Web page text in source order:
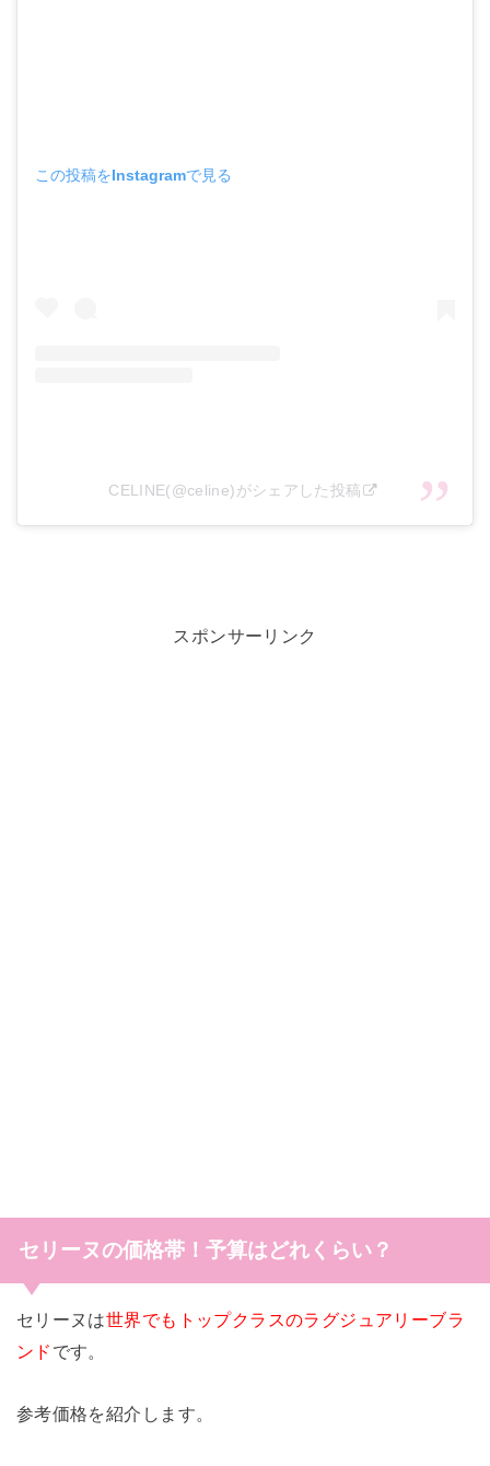
この投稿をInstagramで見る
CELINE(@celine)がシェアした投稿
スポンサーリンク
セリーヌの価格帯！予算はどれくらい？
セリーヌは世界でもトップクラスのラグジュアリーブラ
ンド です。
参考価格を紹介します。